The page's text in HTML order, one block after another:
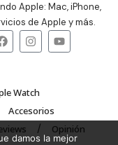
Apple: Mac, iPhone,
de Apple y más.
Watch
Accesorios
Opinión
damos la mejor